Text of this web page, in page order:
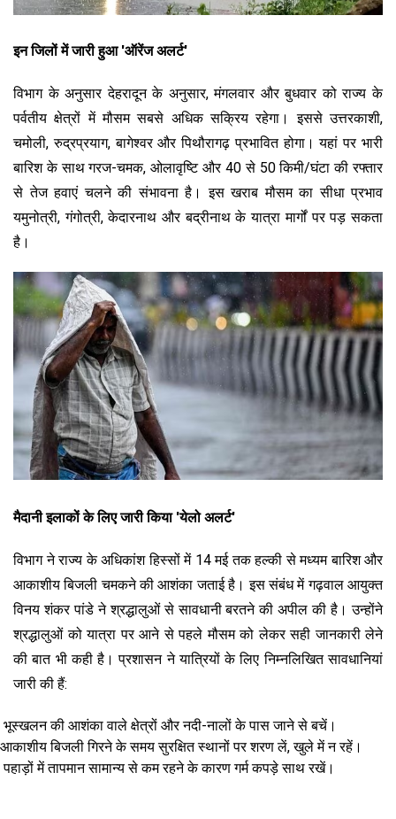
इन जिलों में जारी हुआ 'ऑरेंज अलर्ट'
विभाग के अनुसार देहरादून के अनुसार, मंगलवार और बुधवार को राज्य के
पर्वतीय क्षेत्रों में मौसम सबसे अधिक सक्रिय रहेगा। इससे उत्तरकाशी,
चमोली, रुद्रप्रयाग, बागेश्वर और पिथौरागढ़ प्रभावित होगा। यहां पर भारी
बारिश के साथ गरज-चमक, ओलावृष्टि और 40 से 50 किमी/घंटा की रफ्तार
से तेज हवाएं चलने की संभावना है। इस खराब मौसम का सीधा प्रभाव
यमुनोत्री, गंगोत्री, केदारनाथ और बद्रीनाथ के यात्रा मार्गों पर पड़ सकता
है।
मैदानी इलाकों के लिए जारी किया 'येलो अलर्ट'
विभाग ने राज्य के अधिकांश हिस्सों में 14 मई तक हल्की से मध्यम बारिश और
आकाशीय बिजली चमकने की आशंका जताई है। इस संबंध में गढ़वाल आयुक्त
विनय शंकर पांडे ने श्रद्धालुओं से सावधानी बरतने की अपील की है। उन्होंने
श्रद्धालुओं को यात्रा पर आने से पहले मौसम को लेकर सही जानकारी लेने
की बात भी कही है। प्रशासन ने यात्रियों के लिए निम्नलिखित सावधानियां
जारी की हैं:
भूस्खलन की आशंका वाले क्षेत्रों और नदी-नालों के पास जाने से बचें।
आकाशीय बिजली गिरने के समय सुरक्षित स्थानों पर शरण लें, खुले में न रहें।
पहाड़ों में तापमान सामान्य से कम रहने के कारण गर्म कपड़े साथ रखें।